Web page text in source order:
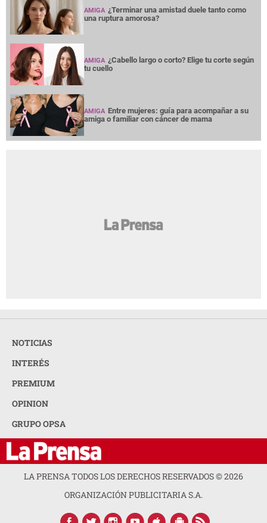
AMIGA ¿Terminar una amistad duele tanto como
una ruptura amorosa?
AMIGA ¿Cabello largo o corto? Elige tu corte según
tu cuello
AMIGA Entre mujeres: guía para acompañar a su
amiga o familiar con cáncer de mama
NOTICIAS
INTERÉS
PREMIUM
OPINION
GRUPO OPSA
LA PRENSA TODOS LOS DERECHOS RESERVADOS ©2026
ORGANIZACIÓN PUBLICITARIA S.A.